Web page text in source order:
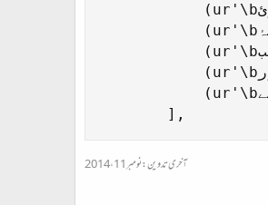
            (ur'\bہوئ\b', u'ہوئی'),
            (ur'\bمسلۂ\b', u'مسئلہ'),
            (ur'\bمذھب\b', u'مذہب'),
            (ur'\bلاھور\b', u'لاہور'),
            (ur'\bدیجئیے\b', u'دیجئے'),
        ],
آخری تدوین:نومبر 11، 2014